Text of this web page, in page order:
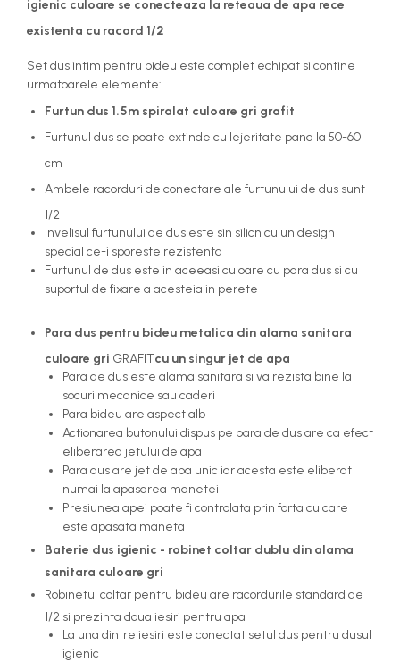
igienic culoare se conecteaza la reteaua de apa rece
existenta cu racord 1/2
Set dus intim pentru bideu este complet echipat si contine
urmatoarele elemente:
Furtun dus 1.5m spiralat culoare gri grafit
Furtunul dus se poate extinde cu lejeritate pana la 50-60
cm
Ambele racorduri de conectare ale furtunului de dus sunt
1/2
Invelisul furtunului de dus este sin silicn cu un design
special ce-i sporeste rezistenta
Furtunul de dus este in aceeasi culoare cu para dus si cu
suportul de fixare a acesteia in perete
Para dus pentru bideu metalica din alama sanitara
culoare gri GRAFITcu un singur jet de apa
Para de dus este alama sanitara si va rezista bine la
socuri mecanice sau caderi
Para bideu are aspect alb
Actionarea butonului dispus pe para de dus are ca efect
eliberarea jetului de apa
Para dus are jet de apa unic iar acesta este eliberat
numai la apasarea manetei
Presiunea apei poate fi controlata prin forta cu care
este apasata maneta
Baterie dus igienic - robinet coltar dublu din alama
sanitara culoare gri
Robinetul coltar pentru bideu are racordurile standard de
1/2 si prezinta doua iesiri pentru apa
​​​​​​La una dintre iesiri este conectat setul dus pentru dusul
igienic